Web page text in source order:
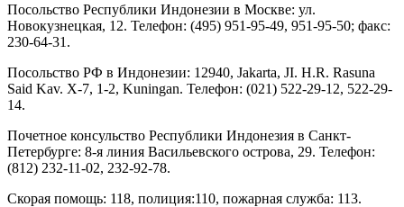
Посольство Республики Индонезии в Москве: ул.
Новокузнецкая, 12. Телефон: (495) 951-95-49, 951-95-50; факс:
230-64-31.
Посольство РФ в Индонезии: 12940, Jakarta, JI. H.R. Rasuna
Said Kav. X-7, 1-2, Kuningan. Телефон: (021) 522-29-12, 522-29-
14.
Почетное консульство Республики Индонезия в Санкт-
Петербурге: 8-я линия Васильевского острова, 29. Телефон:
(812) 232-11-02, 232-92-78.
Скорая помощь: 118, полиция:110, пожарная служба: 113.